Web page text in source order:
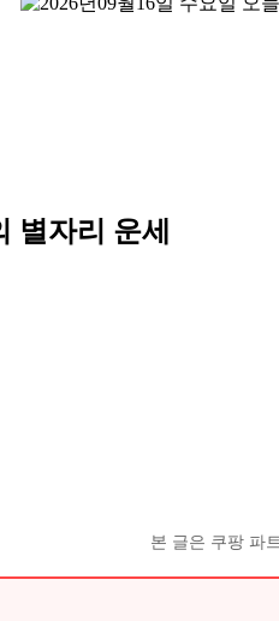
별자리 운세
본 글은 쿠팡 파